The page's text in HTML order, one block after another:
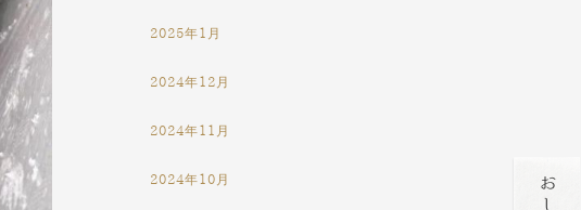
2025年1月
2024年12月
2024年11月
2024年10月